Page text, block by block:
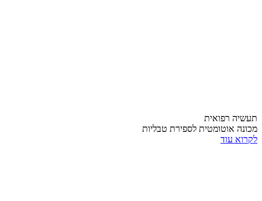
תעשיה רפואית
מכונה אוטומטית לספירת טבליות
לקרוא עוד